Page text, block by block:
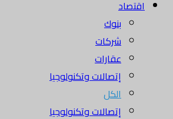
اقتصاد
بنوك
شركات
عقارات
إتصالات وتكنولوجيا
الكل
إتصالات وتكنولوجيا